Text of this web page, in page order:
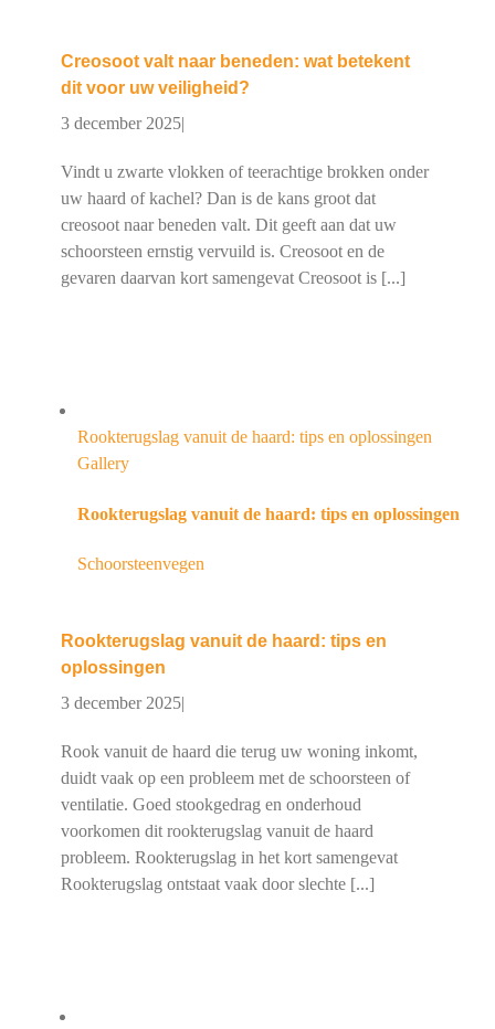
Creosoot valt naar beneden: wat betekent
dit voor uw veiligheid?
3 december 2025|
Vindt u zwarte vlokken of teerachtige brokken onder
uw haard of kachel? Dan is de kans groot dat
creosoot naar beneden valt. Dit geeft aan dat uw
schoorsteen ernstig vervuild is. Creosoot en de
gevaren daarvan kort samengevat Creosoot is [...]
Rookterugslag vanuit de haard: tips en oplossingen
Gallery
Rookterugslag vanuit de haard: tips en oplossingen
Schoorsteenvegen
Rookterugslag vanuit de haard: tips en
oplossingen
3 december 2025|
Rook vanuit de haard die terug uw woning inkomt,
duidt vaak op een probleem met de schoorsteen of
ventilatie. Goed stookgedrag en onderhoud
voorkomen dit rookterugslag vanuit de haard
probleem. Rookterugslag in het kort samengevat
Rookterugslag ontstaat vaak door slechte [...]